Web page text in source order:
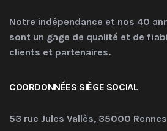
Notre indépendance et nos 40
sont un gage de qualité et de
clients et partenaires.
COORDONNÉES SIÈGE SOCIAL
53 rue Jules Vallès, 35000 Rennes